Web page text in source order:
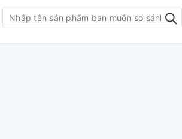
nhẹ cùng kích thước gọn giúp người
tốn nhiều công sức.